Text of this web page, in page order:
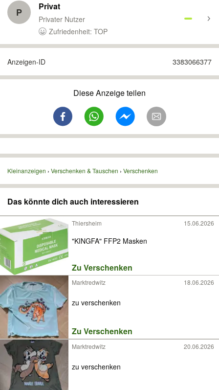
P Privat
Privater Nutzer
Zufriedenheit: TOP
Anzeigen-ID 3383066377
Diese Anzeige teilen
Kleinanzeigen Verschenken & Tauschen Verschenken
Das könnte dich auch interessieren
Thiersheim 15.06.2026
"KINGFA" FFP2 Masken
Zu Verschenken
Marktredwitz 18.06.2026
zu verschenken
Zu Verschenken
Marktredwitz 20.06.2026
zu verschenken